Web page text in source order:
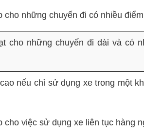
cho những chuyến đi có nhiều
cho những chuyến đi dài và có
nếu chỉ sử dụng xe trong một
cho việc sử dụng xe liên tục hàng